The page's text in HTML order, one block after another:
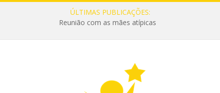
ÚLTIMAS PUBLICAÇÕES:
Reunião com as mães atípicas